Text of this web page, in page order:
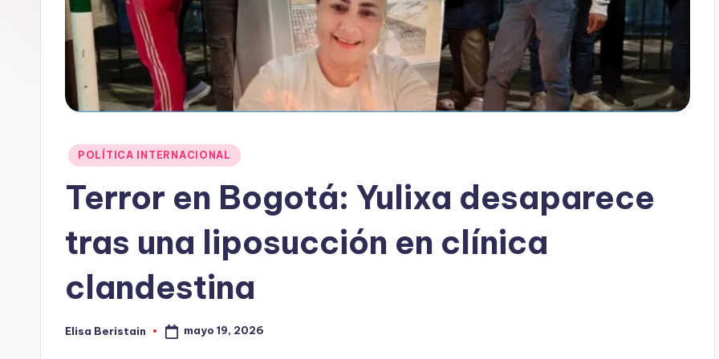
Publicado
POLÍTICA INTERNACIONAL
Terror en Bogotá: Yulixa desaparece
tras una liposucción en clínica
clandestina
Publicado
Elisa Beristain mayo 19, 2026